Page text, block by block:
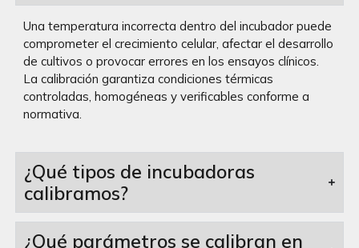
Una temperatura incorrecta dentro del incubador puede
comprometer el crecimiento celular, afectar el desarrollo
de cultivos o provocar errores en los ensayos clínicos.
La calibración garantiza condiciones térmicas
controladas, homogéneas y verificables conforme a
normativa.
¿Qué tipos de incubadoras
calibramos?
¿Qué parámetros se calibran en